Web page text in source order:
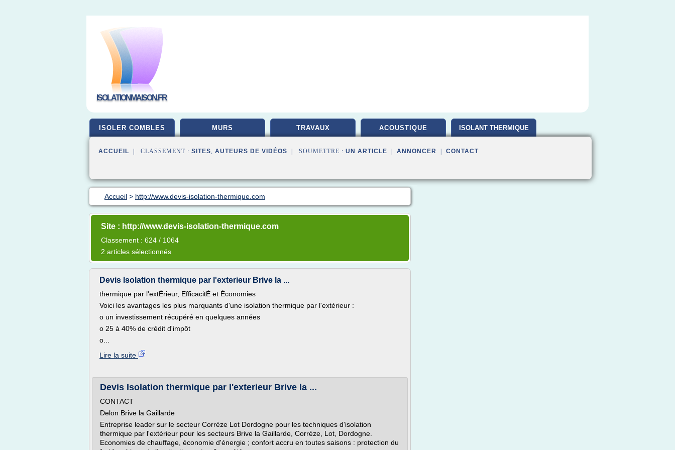
ISOLATIONMAISON.FR
ISOLER COMBLES MURS TRAVAUX ACOUSTIQUE ISOLANT THERMIQUE
ACCUEIL | CLASSEMENT : SITES, AUTEURS DE VIDÉOS | SOUMETTRE : UN ARTICLE ANNONCER CONTACT
Accueil > http://www.devis-isolation-thermique.com
Site : http://www.devis-isolation-thermique.com
Classement : 624 / 1064
2 articles sélectionnés
Devis Isolation thermique par l'exterieur Brive la ...
thermique par l'extÉrieur, EfficacitÉ et Économies
Voici les avantages les plus marquants d'une isolation thermique par l'extérieur :
o un investissement récupéré en quelques années
o 25 à 40% de crédit d'impôt
o...
Lire la suite
Devis Isolation thermique par l'exterieur Brive la ...
CONTACT
Delon Brive la Gaillarde
Entreprise leader sur le secteur Corrèze Lot Dordogne pour les techniques d'isolation
thermique par l'extérieur pour les secteurs Brive la Gaillarde, Corrèze, Lot, Dordogne.
Economies de chauffage, économie d'énergie ; confort accru en toutes saisons : protection du